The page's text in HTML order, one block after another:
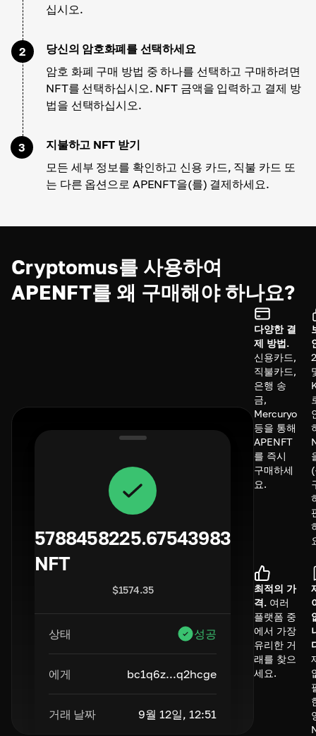
십시오.
2
당신의 암호화폐를 선택하세요
암호 화폐 구매 방법 중 하나를 선택하고 구매하려면
NFT를 선택하십시오. NFT 금액을 입력하고 결제 방
법을 선택하십시오.
3
지불하고 NFT 받기
모든 세부 정보를 확인하고 신용 카드, 직불 카드 또
는 다른 옵션으로 APENFT을(를) 결제하세요.
Cryptomus를 사용하여
APENFT를 왜 구매해야 하나요?
5788458225.67543983
NFT
$1574.35
상태 성공
에게 bc1q6z...q2hcge
거래 날짜 9월 12일, 12:51
다양한 결
제 방법.
신용카드,
직불카드,
은행 송
금,
Mercuryo
등을 통해
APENFT
를 즉시
구매하세
요.
최적의 가
격. 여러
플랫폼 중
에서 가장
유리한 거
래를 찾으
세요.